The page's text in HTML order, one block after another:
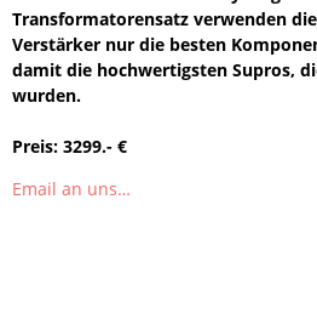
Transformatorensatz verwenden
Verstärker nur die besten
damit die hochwertigsten Supros,
wurden.
Preis: 3299.- €
Email an uns…